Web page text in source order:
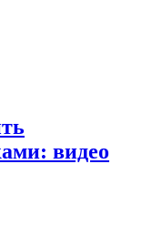
видео